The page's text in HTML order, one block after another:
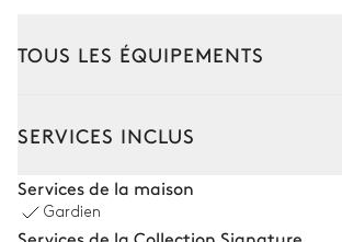
TOUS LES ÉQUIPEMENTS
SERVICES INCLUS
Services de la maison
Gardien